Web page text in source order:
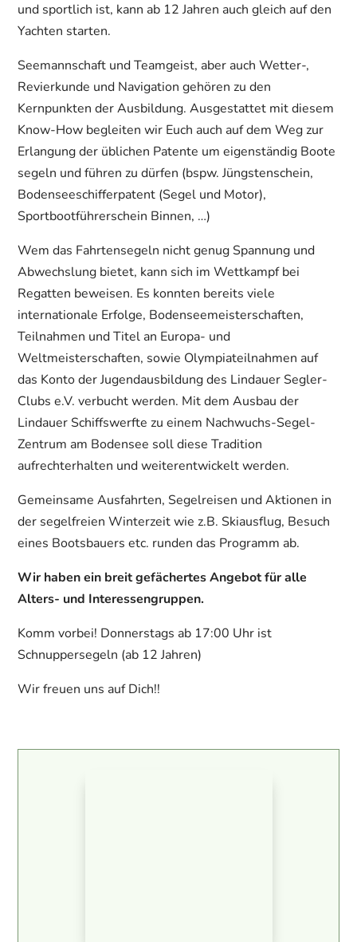
und sportlich ist, kann ab 12 Jahren auch gleich auf den
Yachten starten.
Seemannschaft und Teamgeist, aber auch Wetter-,
Revierkunde und Navigation gehören zu den
Kernpunkten der Ausbildung. Ausgestattet mit diesem
Know-How begleiten wir Euch auch auf dem Weg zur
Erlangung der üblichen Patente um eigenständig Boote
segeln und führen zu dürfen (bspw. Jüngstenschein,
Bodenseeschifferpatent (Segel und Motor),
Sportbootführerschein Binnen, …)
Wem das Fahrtensegeln nicht genug Spannung und
Abwechslung bietet, kann sich im Wettkampf bei
Regatten beweisen. Es konnten bereits viele
internationale Erfolge, Bodenseemeisterschaften,
Teilnahmen und Titel an Europa- und
Weltmeisterschaften, sowie Olympiateilnahmen auf
das Konto der Jugendausbildung des Lindauer Segler-
Clubs e.V. verbucht werden. Mit dem Ausbau der
Lindauer Schiffswerfte zu einem Nachwuchs-Segel-
Zentrum am Bodensee soll diese Tradition
aufrechterhalten und weiterentwickelt werden.
Gemeinsame Ausfahrten, Segelreisen und Aktionen in
der segelfreien Winterzeit wie z.B. Skiausflug, Besuch
eines Bootsbauers etc. runden das Programm ab.
Wir haben ein breit gefächertes Angebot für alle
Alters- und Interessengruppen.
Komm vorbei! Donnerstags ab 17:00 Uhr ist
Schnuppersegeln (ab 12 Jahren)
Wir freuen uns auf Dich!!